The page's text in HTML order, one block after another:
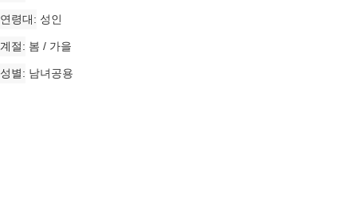
연령대 성인
계절 봄 / 가을
성별 남녀공용